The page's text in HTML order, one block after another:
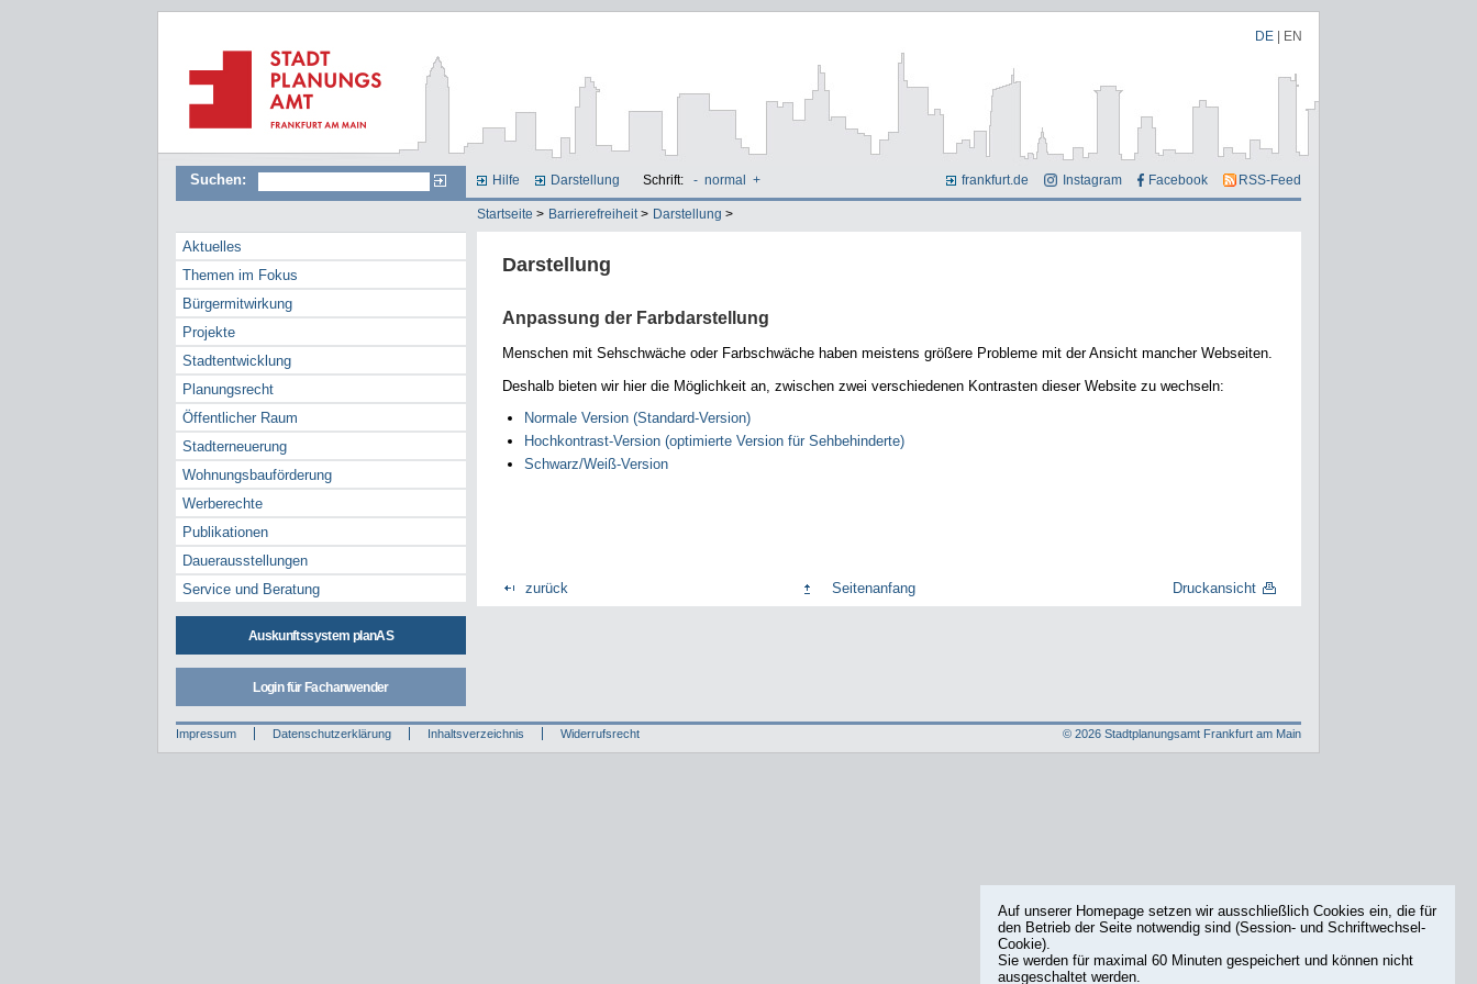
DE EN
Suchen: Hilfe Darstellung Schrift: - normal + frankfurt.de Instagram Facebook RSS-Feed
Startseite > Barrierefreiheit > Darstellung >
Aktuelles
Themen im Fokus
Bürgermitwirkung
Projekte
Stadtentwicklung
Planungsrecht
Öffentlicher Raum
Stadterneuerung
Wohnungsbauförderung
Werberechte
Publikationen
Dauerausstellungen
Service und Beratung
Auskunftssystem planAS
Login für Fachanwender
Darstellung
Anpassung der Farbdarstellung
Menschen mit Sehschwäche oder Farbschwäche haben meistens größere Probleme mit der Ansicht mancher Webseiten.
Deshalb bieten wir hier die Möglichkeit an, zwischen zwei verschiedenen Kontrasten dieser Website zu wechseln:
Normale Version (Standard-Version)
Hochkontrast-Version (optimierte Version für Sehbehinderte)
Schwarz/Weiß-Version
zurück Seitenanfang Druckansicht
Impressum Datenschutzerklärung Inhaltsverzeichnis Widerrufsrecht ©2026 Stadtplanungsamt Frankfurt am Main
Auf unserer Homepage setzen wir ausschließlich Cookies ein, die für
den Betrieb der Seite notwendig sind (Session- und Schriftwechsel-
Cookie).
Sie werden für maximal 60 Minuten gespeichert und können nicht
ausgeschaltet werden.